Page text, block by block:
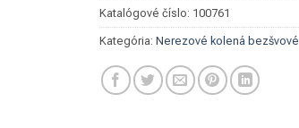
Katalógové číslo: 100761
Kategória:Nerezové kolená